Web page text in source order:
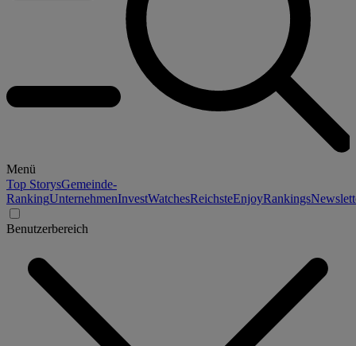
Menü
Top StorysGemeinde-
RankingUnternehmenInvestWatchesReichsteEnjoyRankings
Benutzerbereich